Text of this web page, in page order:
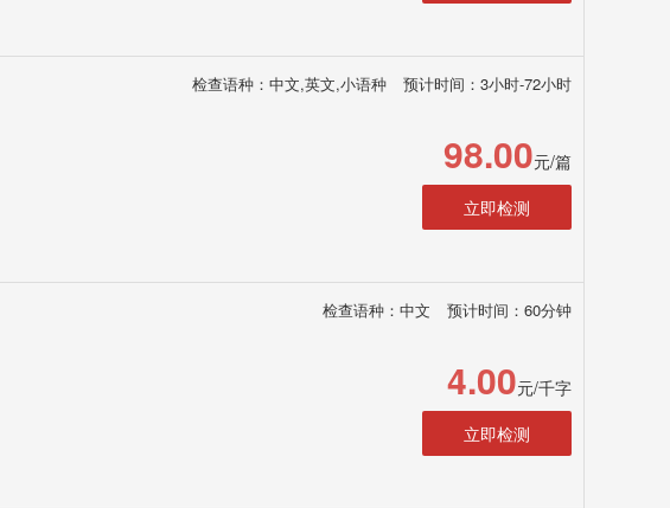
检查语种：中文,英文,小语种 预计时间：3小时-72小时
98.00元/篇
立即检测
检查语种：中文 预计时间：60分钟
4.00元/千字
立即检测